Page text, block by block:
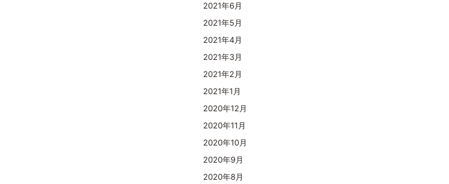
2021年6月
2021年5月
2021年4月
2021年3月
2021年2月
2021年1月
2020年12月
2020年11月
2020年10月
2020年9月
2020年8月